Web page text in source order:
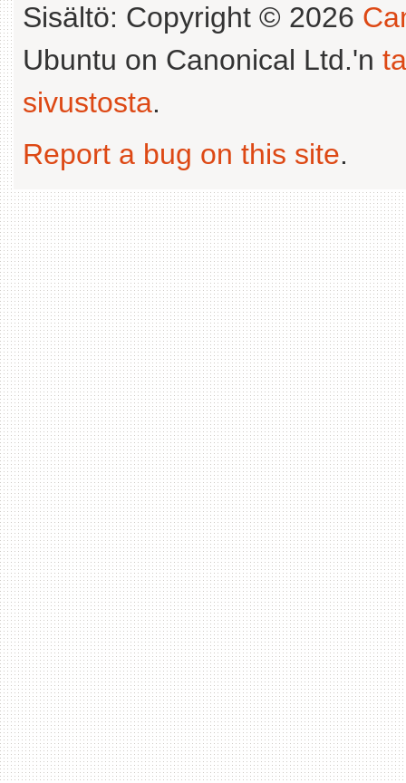
Sisältö: Copyright © 2026
Ubuntu on Canonical Ltd.'n
sivustosta.
Report a bug on this site.